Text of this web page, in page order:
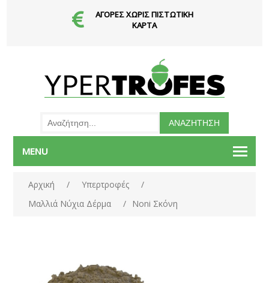
ΑΓΟΡΕΣ ΧΩΡΙΣ ΠΙΣΤΩΤΙΚΗ
ΚΑΡΤΑ
MENU
Αρχική / Υπερτροφές
/
Μαλλιά Νύχια Δέρμα
/ Noni Σκόνη